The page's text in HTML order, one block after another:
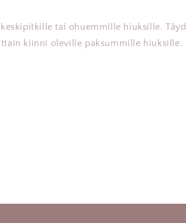
tai ohuemmille hiuksille.
kiinni oleville paksummille hiuksille.